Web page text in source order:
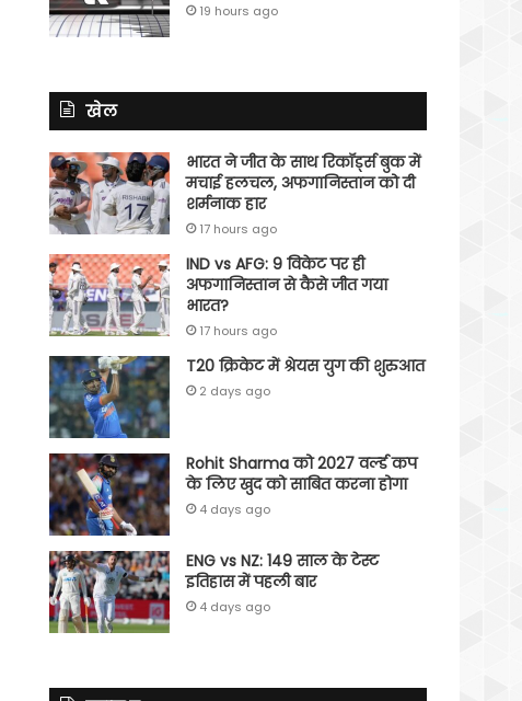
19 hours ago
खेल
भारत ने जीत के साथ रिकॉर्ड्स बुक में
मचाई हलचल, अफगानिस्तान को दी
शर्मनाक हार
17 hours ago
IND vs AFG: 9 विकेट पर ही
अफगानिस्तान से कैसे जीत गया
भारत?
17 hours ago
T20 क्रिकेट में श्रेयस युग की शुरुआत
2 days ago
Rohit Sharma को 2027 वर्ल्‍ड कप
के लिए खुद को साबित करना होगा
4 days ago
ENG vs NZ: 149 साल के टेस्‍ट
इतिहास में पहली बार
4 days ago